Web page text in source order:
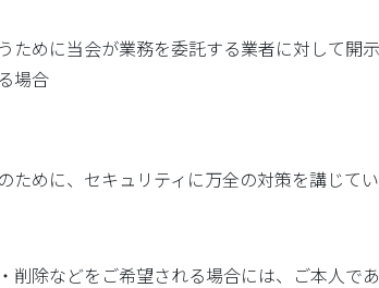
ために当会が業務を委託する業者に対して開
場合
めに、セキュリティに万全の対策を講じてい
除などをご希望される場合には、ご本人で